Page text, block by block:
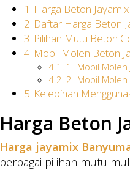
Harga Beton
Daftar Harga Beton
Pilihan Mutu Beton
Mobil Molen Beton
1- Mobil
2- Mobil
Kelebihan
Harga Beton
Harga jayamix
berbagai pilihan mutu